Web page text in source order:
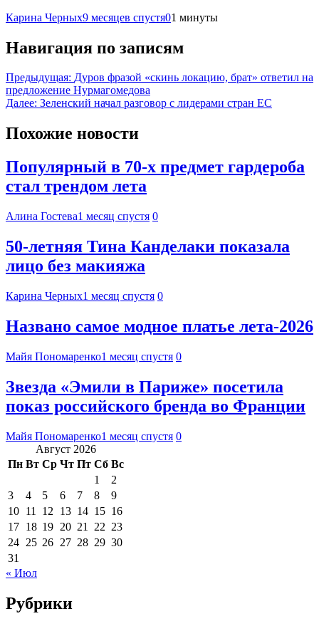
Карина Черных9 месяцев спустя01 минуты
Навигация по записям
Предыдущая: Дуров фразой «скинь локацию, брат» ответил на
предложение Нурмагомедова
Далее: Зеленский начал разговор с лидерами стран ЕС
Похожие новости
Популярный в 70-х предмет гардероба
стал трендом лета
Алина Гостева1 месяц спустя 0
50-летняя Тина Канделаки показала
лицо без макияжа
Карина Черных1 месяц спустя 0
Названо самое модное платье лета-2026
Майя Пономаренко1 месяц спустя 0
Звезда «Эмили в Париже» посетила
показ российского бренда во Франции
Майя Пономаренко1 месяц спустя 0
Август 2026
Пн Вт Ср Чт Пт Сб Вс
1
2
3
4 5 6 7 8
9
10 11 12 13 14 15 16
17 18 19 20 21 22 23
24 25 26 27 28 29 30
31
« Июл
Рубрики